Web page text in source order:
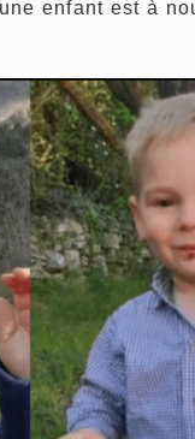
enfant est à